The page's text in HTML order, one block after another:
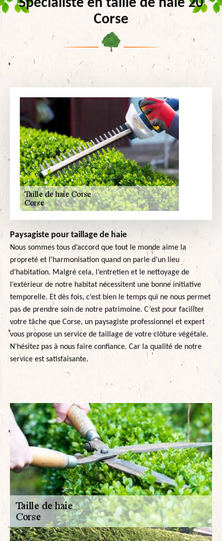
Spécialiste en taille de haie 20
Corse
Paysagiste pour taillage de haie
Nous sommes tous d’accord que tout le monde aime la
propreté et l’harmonisation quand on parle d’un lieu
d’habitation. Malgré cela, l’entretien et le nettoyage de
l’extérieur de notre habitat nécessitent une bonne initiative
temporelle. Et dès fois, c’est bien le temps qui ne nous permet
pas de prendre soin de notre patrimoine. C’est pour faciliter
votre tâche que Corse, un paysagiste professionnel et expert
vous propose un service de taillage de votre clôture végétale.
N’hésitez pas à nous faire confiance. Car la qualité de notre
service est satisfaisante.